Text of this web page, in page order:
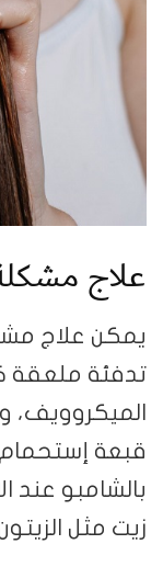
علاج
يمكن علاج
تدفئة ملعقة
الميكروويف،
قبعة
بالشامبو عند
زيت مثل